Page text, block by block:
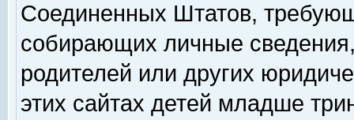
Соединенных Штатов,
собирающих личные
родителей или других
этих сайтах детей младше